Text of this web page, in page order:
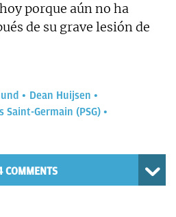
porque aún no ha
de su grave lesión de
Dean Huijsen
Saint-Germain (PSG)
COMMENTS